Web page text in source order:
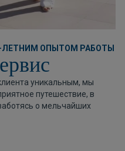
ЛЕТНИМ ОПЫТОМ РАБОТЫ
уникальным, мы
путешествие, в
о мельчайших